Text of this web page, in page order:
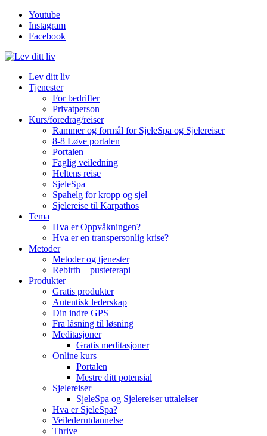
Youtube
Instagram
Facebook
Lev ditt liv
Tjenester
For bedrifter
Privatperson
Kurs/foredrag/reiser
Rammer og formål for SjeleSpa og Sjelereiser
8-8 Løve portalen
Portalen
Faglig veiledning
Heltens reise
SjeleSpa
Spahelg for kropp og sjel
Sjelereise til Karpathos
Tema
Hva er Oppvåkningen?
Hva er en transpersonlig krise?
Metoder
Metoder og tjenester
Rebirth – pusteterapi
Produkter
Gratis produkter
Autentisk lederskap
Din indre GPS
Fra låsning til løsning
Meditasjoner
Gratis meditasjoner
Online kurs
Portalen
Mestre ditt potensial
Sjelereiser
SjeleSpa og Sjelereiser uttalelser
Hva er SjeleSpa?
Veilederutdannelse
Thrive